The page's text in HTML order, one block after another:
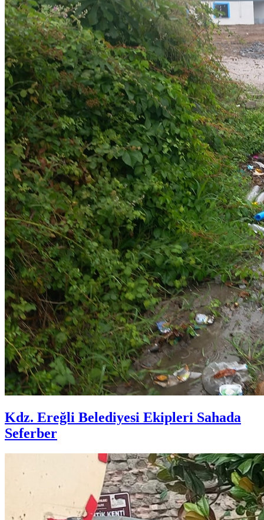
Kdz. Ereğli Belediyesi Ekipleri Sahada
Seferber